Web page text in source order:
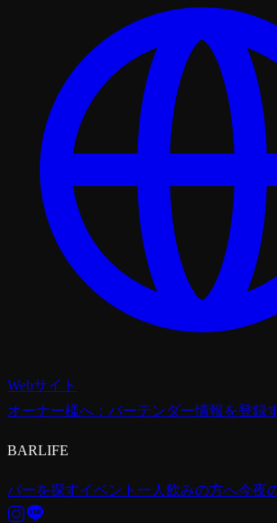
Webサイト
オーナー様へ：バーテンダー情報を登録
BARLIFE
バーを探すイベント 一人飲みの方へ今夜